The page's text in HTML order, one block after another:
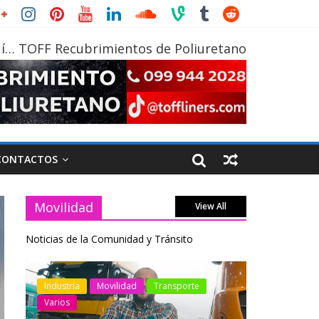
TOFF Recubrimientos de Poliuretano
Movilidad View All
Noticias de la Comunidad y Tránsito
Industria Movilidad
Transporte
Varios